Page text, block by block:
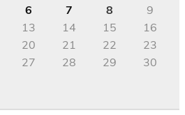
6 7 8
9
13 14 15
16
20 21 22
23
27 28 29
30